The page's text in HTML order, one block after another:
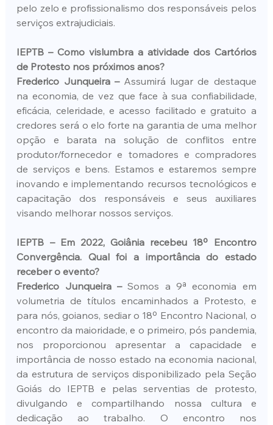
pelo zelo e profissionalismo dos responsáveis pelos
serviços extrajudiciais.
IEPTB – Como vislumbra a atividade dos Cartórios
de Protesto nos próximos anos?
Frederico Junqueira – Assumirá lugar de destaque
na economia, de vez que face à sua confiabilidade,
eficácia, celeridade, e acesso facilitado e gratuito a
credores será o elo forte na garantia de uma melhor
opção e barata na solução de conflitos entre
produtor/fornecedor e tomadores e compradores
de serviços e bens. Estamos e estaremos sempre
inovando e implementando recursos tecnológicos e
capacitação dos responsáveis e seus auxiliares
visando melhorar nossos serviços.
IEPTB – Em 2022, Goiânia recebeu 18º Encontro
Convergência. Qual foi a importância do estado
receber o evento?
Frederico Junqueira – Somos a 9ª economia em
volumetria de títulos encaminhados a Protesto, e
para nós, goianos, sediar o 18º Encontro Nacional, o
encontro da maioridade, e o primeiro, pós pandemia,
nos proporcionou apresentar a capacidade e
importância de nosso estado na economia nacional,
da estrutura de serviços disponibilizado pela Seção
Goiás do IEPTB e pelas serventias de protesto,
divulgando e compartilhando nossa cultura e
dedicação ao trabalho. O encontro nos